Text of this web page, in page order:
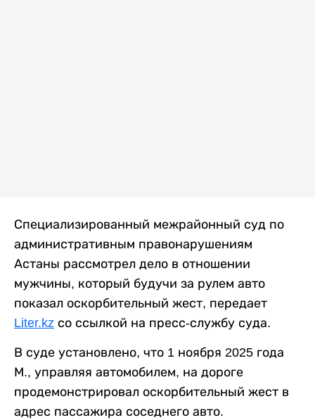
Специализированный межрайонный суд по
административным правонарушениям
Астаны рассмотрел дело в отношении
мужчины, который будучи за рулем авто
показал оскорбительный жест, передает
Liter.kz со ссылкой на пресс-службу суда.
В суде установлено, что 1 ноября 2025 года
М., управляя автомобилем, на дороге
продемонстрировал оскорбительный жест в
адрес пассажира соседнего авто.